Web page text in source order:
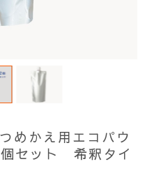
めかえ用エコパウ
セット 希釈タイ